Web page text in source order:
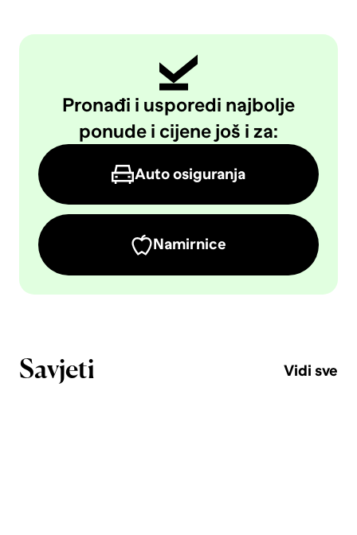
Pronađi i usporedi najbolje
ponude i cijene još i za:
Auto osiguranja
Namirnice
Savjeti Vidi sve